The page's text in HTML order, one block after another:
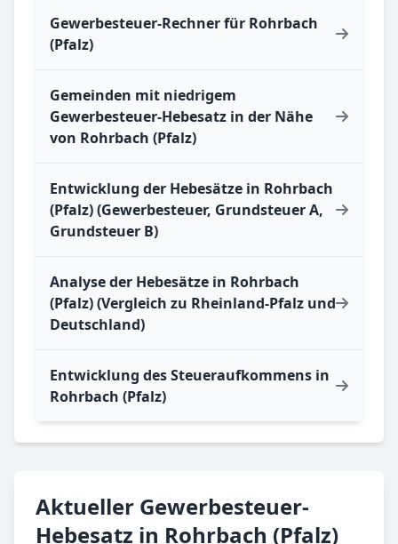
Gewerbesteuer-Rechner für Rohrbach
(Pfalz)
Gemeinden mit niedrigem
Gewerbesteuer-Hebesatz in der Nähe
von Rohrbach (Pfalz)
Entwicklung der Hebesätze in Rohrbach
(Pfalz) (Gewerbesteuer, Grundsteuer A,
Grundsteuer B)
Analyse der Hebesätze in Rohrbach
(Pfalz) (Vergleich zu Rheinland-Pfalz und
Deutschland)
Entwicklung des Steueraufkommens in
Rohrbach (Pfalz)
Aktueller Gewerbesteuer-
Hebesatz in Rohrbach (Pfalz)